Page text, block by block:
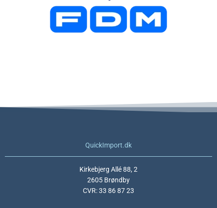
QuickImport.dk
Kirkebjerg Allé 88, 2
2605 Brøndby
CVR: 33 86 87 23